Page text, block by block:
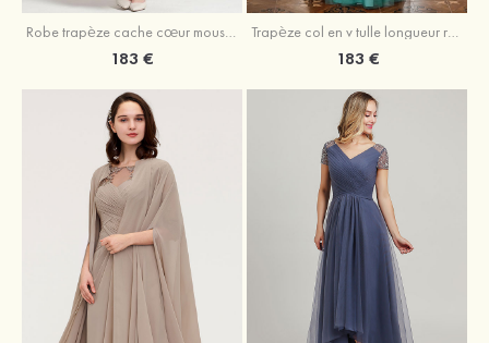
Robe trapèze cache cœur mousseline longueur mollet robe de mère de la mariée avec plissé veste
183 €
Trapèze col en v tulle longueur ras du sol robe de mère de la mariée avec perles paillettes
183 €